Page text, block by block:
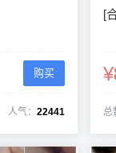
购买
人气： 22441
[
¥
总